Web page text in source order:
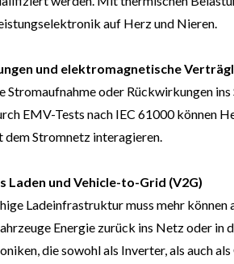
auf Herz und Nieren.
und elektromagnetische
Stromaufnahme oder Rückwirkungen
EMV-Tests nach IEC 61000 können
Stromnetz interagieren.
Laden und Vehicle-to-Grid (V2G)
Ladeinfrastruktur muss mehr
Energie zurück ins Netz oder in
die sowohl als Inverter, als auch